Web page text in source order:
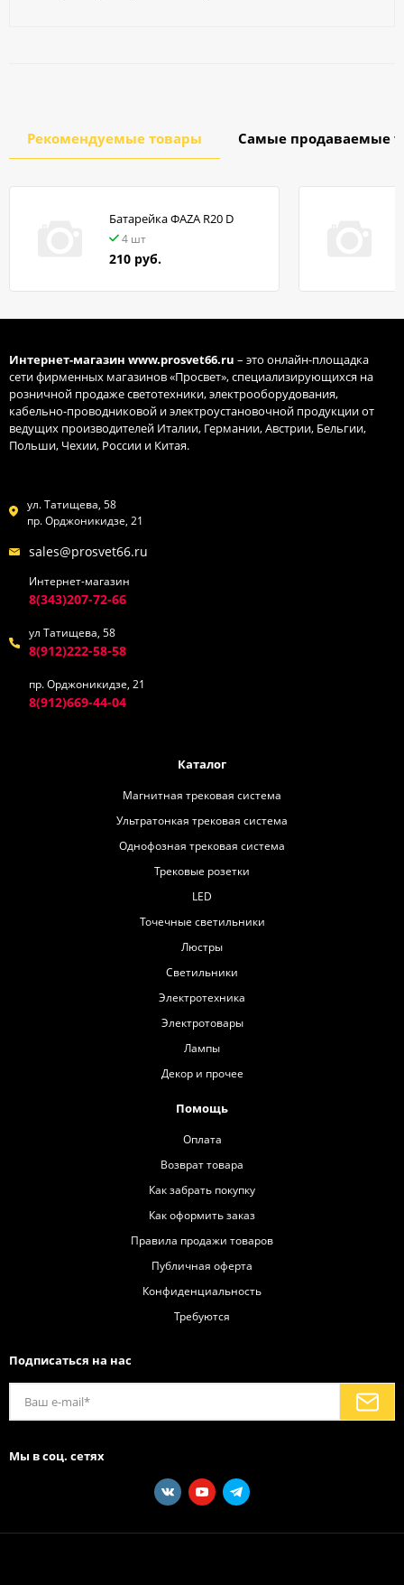
Рекомендуемые товары Самые продаваемые
Батарейка ФАZA R20 D
4 шт
210 руб.
Интернет-магазин www.prosvet66.ru – это онлайн-площадка
сети фирменных магазинов «Просвет», специализирующихся на
розничной продаже светотехники, электрооборудования,
кабельно-проводниковой и электроустановочной продукции от
ведущих производителей Италии, Германии, Австрии, Бельгии,
Польши, Чехии, России и Китая.
ул. Татищева, 58
пр. Орджоникидзе, 21
sales@prosvet66.ru
Интернет-магазин
8(343)207-72-66
ул Татищева, 58
8(912)222-58-58
пр. Орджоникидзе, 21
8(912)669-44-04
Каталог
Магнитная трековая система
Ультратонкая трековая система
Однофозная трековая система
Трековые розетки
LED
Точечные светильники
Люстры
Светильники
Электротехника
Электротовары
Лампы
Декор и прочее
Помощь
Оплата
Возврат товара
Как забрать покупку
Как оформить заказ
Правила продажи товаров
Публичная оферта
Конфиденциальность
Требуются
Подписаться на нас
Мы в соц. сетях